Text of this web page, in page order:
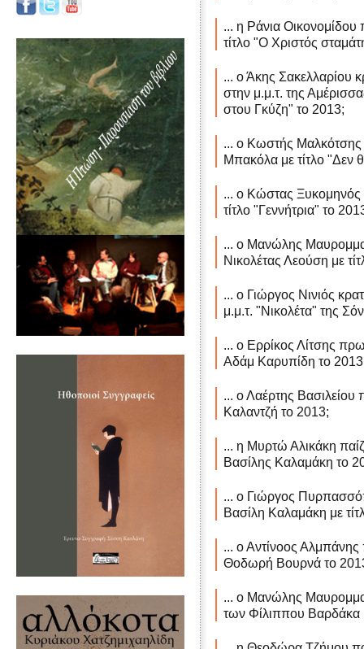
... η Ράνια Οικονομίδου
τίτλο "Ο Χριστός
... ο Άκης Σακελλαρίου
στην μ.μ.τ. της
στου Γκύζη" το 2013;
... ο Κωστής Μαλκότσης
Μπακόλα με τίτλο "Δεν
... ο Κώστας Ξυκομηνός
τίτλο "Γεννήτρια" το
... ο Μανώλης
Νικολέτας Λεούση με
... ο Γιώργος Νινιός
μ.μ.τ. "Νικολέτα" της
... ο Ερρίκος Λίτσης
Αδάμ Καρυπίδη το
... ο Λαέρτης Βασιλείου
Καλαντζή το 2013;
... η Μυρτώ Αλικάκη
Βασίλης Καλαμάκη το
... ο Γιώργος
Βασίλη Καλαμάκη με
... ο Αντίνοος Αλμπάνης
Θοδωρή Βουρνά το
... ο Μανώλης
των Φίλιππου Βαρδάκα